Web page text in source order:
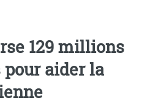
129 millions
aider la